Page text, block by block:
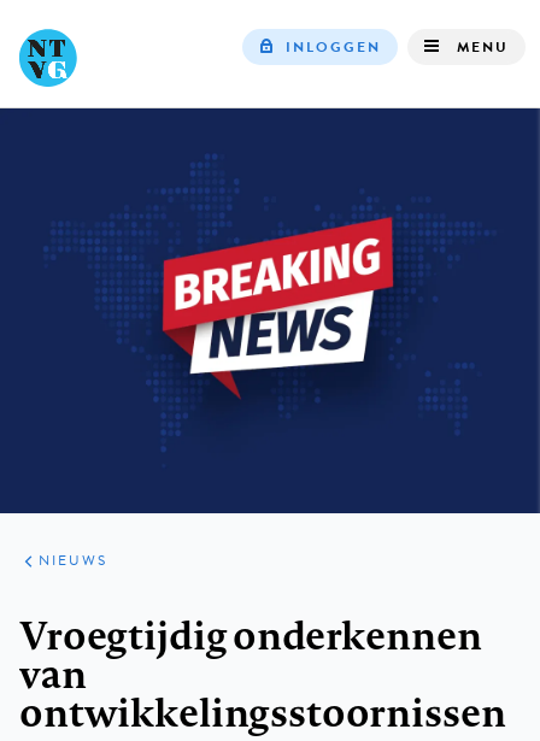
INLOGGEN MENU
ARTIKELEN
HET
KORT
NIEUWS
Vroegtijdig onderkennen
van
ontwikkelingsstoornissen